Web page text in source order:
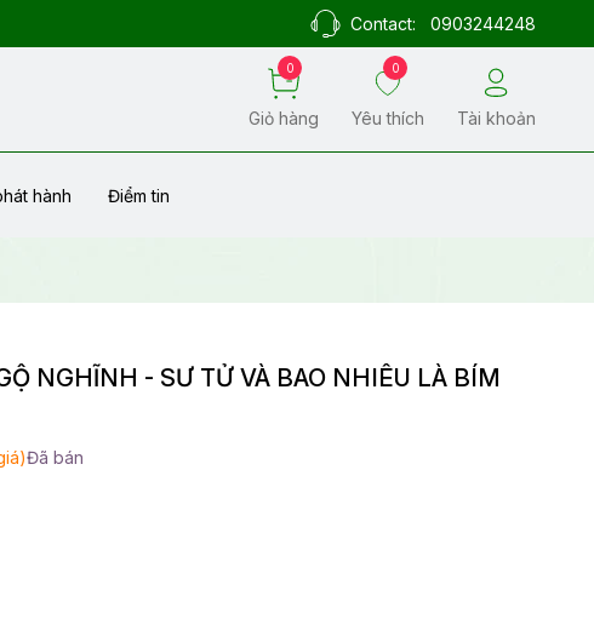
Contact: 0903244248
0
Giỏ hàng
0
Yêu thích Tài khoản
hành Điểm tin
NGHĨNH - SƯ TỬ VÀ BAO NHIÊU LÀ BÍM
Đã bán